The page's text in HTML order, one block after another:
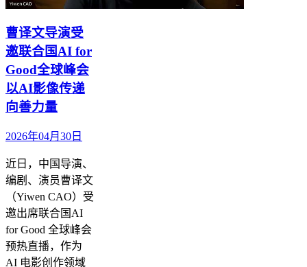
曹译文导演受
邀联合国AI for
Good全球峰会
以AI影像传递
向善力量
2026年04月30日
近日，中国导演、
编剧、演员曹译文
（Yiwen CAO）受
邀出席联合国AI
for Good 全球峰会
预热直播，作为
AI 电影创作领域